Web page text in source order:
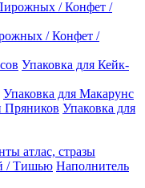
/ Конфет /
Упаковка для Кейк-
Упаковка для Макарунс
Упаковка для
атлас, стразы
Наполнитель